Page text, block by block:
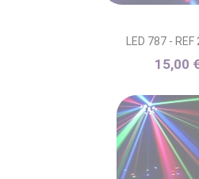
LED 787 -
15,00